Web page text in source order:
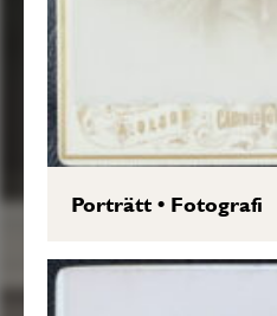
Porträtt• Fotografi